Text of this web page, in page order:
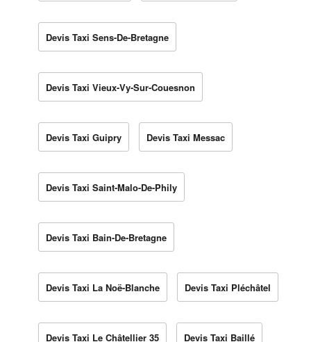
Devis Taxi Sens-De-Bretagne
Devis Taxi Vieux-Vy-Sur-Couesnon
Devis Taxi Guipry Devis Taxi Messac
Devis Taxi Saint-Malo-De-Phily
Devis Taxi Bain-De-Bretagne
Devis Taxi La Noë-Blanche Devis Taxi Pléchâtel
Devis Taxi Le Châtellier 35 Devis Taxi Baillé